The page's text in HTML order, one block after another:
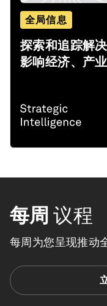
全局信息
探索和追踪解
影响经济、产
每周 议程
每周为您呈现推动